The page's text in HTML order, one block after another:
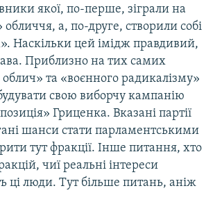
якої, по-перше, зіграли на
обличчя, а, по-друге, створили собі
Наскільки цей імідж правдивий,
Приблизно на тих самих
та «воєнного радикалізму»
свою виборчу кампанію
Гриценка. Вказані партії
шанси стати парламентськими
тут фракції. Інше питання, хто
чиї реальні інтереси
ці люди. Тут більше питань, аніж